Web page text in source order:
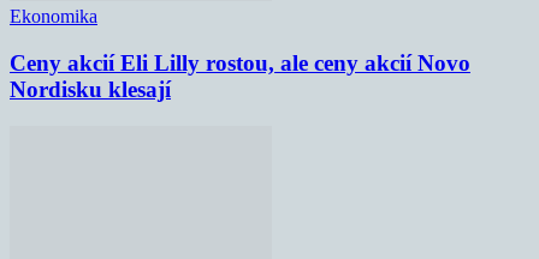
Ekonomika
Ceny akcií Eli Lilly rostou, ale ceny akcií Novo
Nordisku klesají